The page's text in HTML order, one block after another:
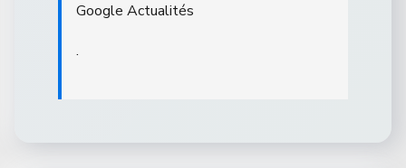
Google Actualités
.